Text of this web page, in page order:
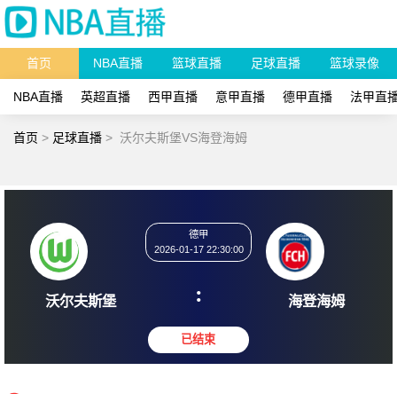
首页 NBA直播 篮球直播 足球直播 篮球录像
NBA直播 英超直播 西甲直播 意甲直播 德甲直播 法甲直
首页 > 足球直播 > 沃尔夫斯堡VS海登海姆
沃尔夫斯堡
2026-01-17 22:30:00
: 海登